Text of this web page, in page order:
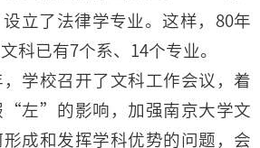
立了法律学专业。这样，80年
科已有7个系、14个专业。
，学校召开了文科工作会议，着
“左”的影响，加强南京大学文
成和发挥学科优势的问题，会